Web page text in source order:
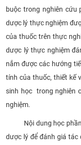
buộc trong nghiên cứu
dược lý thực nghiệm
của thuốc trên thực
dược lý thực nghiệm
nắm được các hướng
tính của thuốc, thiết kế
sinh học trong nghiên
nghiệm.
Nội dung học phần
dược lý để đánh giá tác